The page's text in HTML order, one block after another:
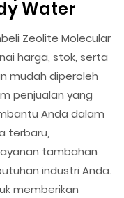
Water
Zeolite Molecular
harga, stok, serta
mudah diperoleh
penjualan yang
Anda dalam
terbaru,
tambahan
industri Anda.
memberikan